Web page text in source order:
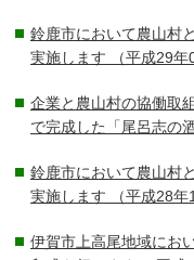
鈴鹿市において農山村
実施します （平成29年
企業と農山村の協働取
で完成した「尾呂志の
鈴鹿市において農山村
実施します （平成28年
伊賀市上高尾地域にお